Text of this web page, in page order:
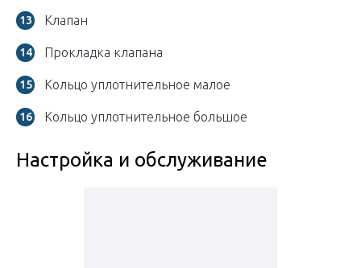
Клапан
Прокладка клапана
Кольцо уплотнительное малое
Кольцо уплотнительное большое
Настройка и обслуживание